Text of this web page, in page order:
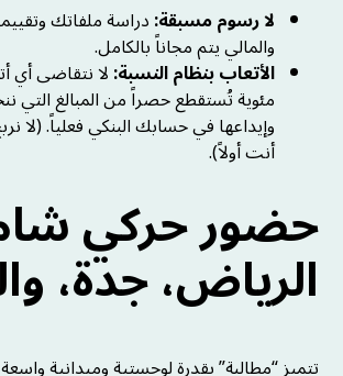
لا رسوم مسبقة:دراسة ملفاتك
والمالي يتم مجاناً بالكامل.
الأتعاب بنظام النسبة:لا نتقاضى أي
مئوية تُستقطع حصراً من المبالغ التي
وإيداعها في حسابك البنكي فعلياً. (لا
أنت أولاً).
حضور حركي
الرياض، جدة،
تتميز “مطالبة” بقدرة لوجستية وميدانية